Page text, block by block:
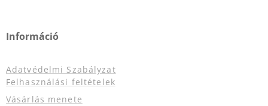
Információ
Adatvédelmi Szabályzat
Felhasználási feltételek
Vásárlás menete